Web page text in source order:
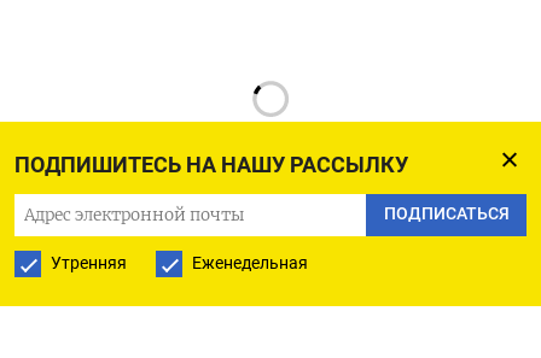
ПОДПИШИТЕСЬ НА НАШУ РАССЫЛКУ
ПОДПИСАТЬСЯ
Утренняя Еженедельная